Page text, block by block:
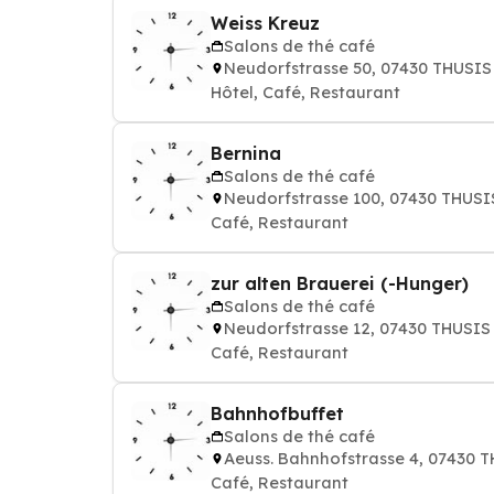
Weiss Kreuz
Salons de thé café
Neudorfstrasse 50, 07430 THUSIS
Hôtel, Café, Restaurant
Bernina
Salons de thé café
Neudorfstrasse 100, 07430
Café, Restaurant
zur alten Brauerei (-Hunger)
Salons de thé café
Neudorfstrasse 12, 07430 THUSIS
Café, Restaurant
Bahnhofbuffet
Salons de thé café
Aeuss. Bahnhofstrasse 4, 07430
Café, Restaurant